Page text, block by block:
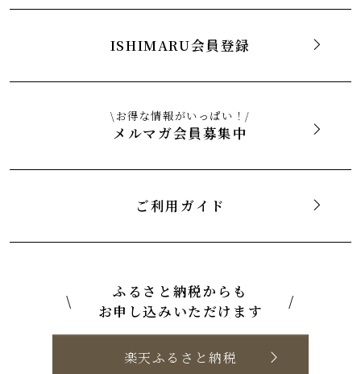
ISHIMARU会員登録
\お得な情報がいっぱい！/
メルマガ会員募集中
ご利用ガイド
\
ふるさと納税からも
お申し込みいただけます
/
楽天ふるさと納税